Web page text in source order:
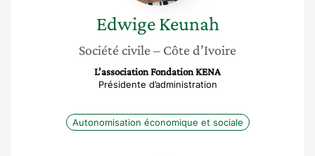
Edwige Keunah
Société civile – Côte d’Ivoire
L’association Fondation KENA
Présidente d’administration
Autonomisation économique et sociale